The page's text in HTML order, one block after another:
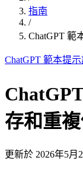
指南
/
ChatGPT 範
ChatGPT 範本提
存和重
更新於 2026年5月